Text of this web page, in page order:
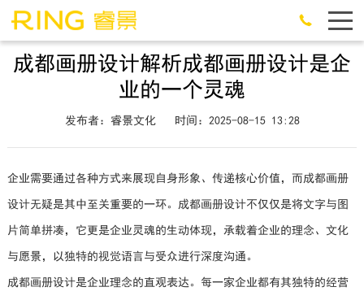
成都画册设计解析成都画册设计是企
业的一个灵魂
发布者：睿景文化 时间：2025-08-15 13:28
企业需要通过各种方式来展现自身形象、传递核心价值，而成都画册
设计无疑是其中至关重要的一环。成都画册设计不仅仅是将文字与图
片简单拼凑，它更是企业灵魂的生动体现，承载着企业的理念、文化
与愿景，以独特的视觉语言与受众进行深度沟通。
成都画册设计是企业理念的直观表达。每一家企业都有其独特的经营